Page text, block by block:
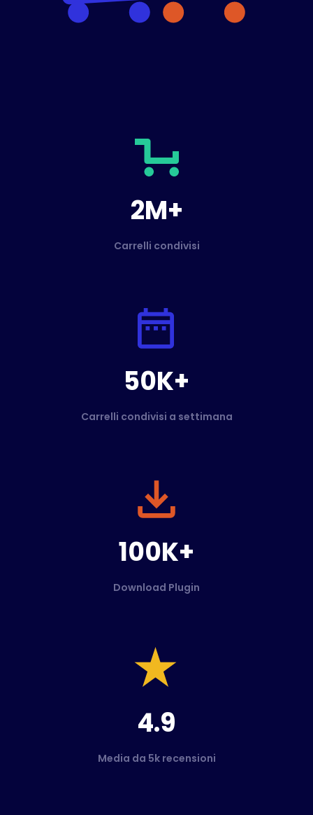
2M+
Carrelli condivisi
50K+
Carrelli condivisi a settimana
100K+
Download Plugin
4.9
Media da 5k recensioni